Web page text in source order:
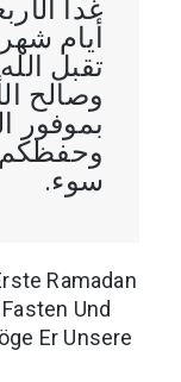
أيام
تقبل
وصالح
بموفور
وحفظكم
سوء.
Ramadan
Und
Er Unsere